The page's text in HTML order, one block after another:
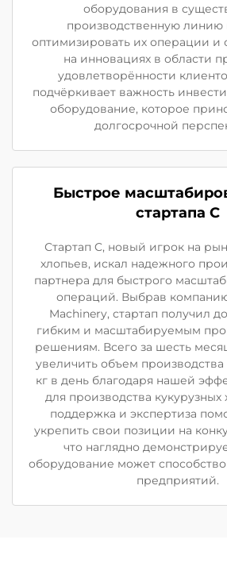
оборудования в
производственную линию
оптимизировать их операции и
на инновациях в области
удовлетворённости
подчёркивает важность
оборудование, которое
долгосрочной
Быстрое
стартапа C
Стартап C, новый игрок на
хлопьев, искал надежного
партнера для быстрого
операций. Выбрав
Machinery, стартап получил
гибким и масштабируемым
решениям. Всего за шесть
увеличить объем производства
кг в день благодаря нашей
для производства
поддержка и экспертиза
укрепить свои позиции на
что наглядно
оборудование может
предприятий.